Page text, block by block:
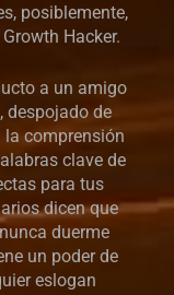
posiblemente,
Hacker.
a un amigo
despojado de
comprensión
clave de
para tus
dicen que
duerme
un poder de
eslogan